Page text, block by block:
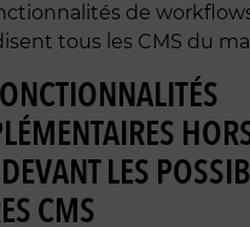
de
tous les CMS du
LES
CMS